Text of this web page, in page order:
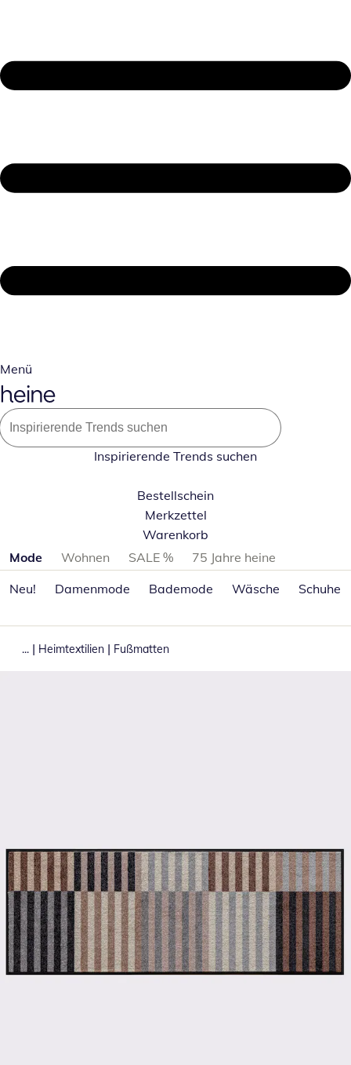
Menü
Inspirierende Trends suchen
Bestellschein
Merkzettel
Warenkorb
Produktkategorien überspringen
Mode Wohnen SALE %
75 Jahre heine
Neu!
Damenmode Bademode Wäsche Schuhe
... | Heimtextilien | Fußmatten